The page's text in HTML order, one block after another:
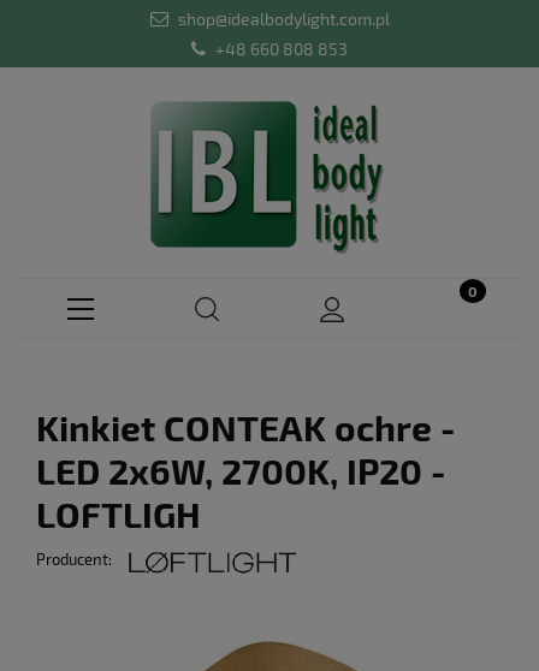
shop@idealbodylight.com.pl
+48 660 808 853
Kinkiet CONTEAK ochre -
LED 2x6W, 2700K, IP20 -
LOFTLIGH
Producent: